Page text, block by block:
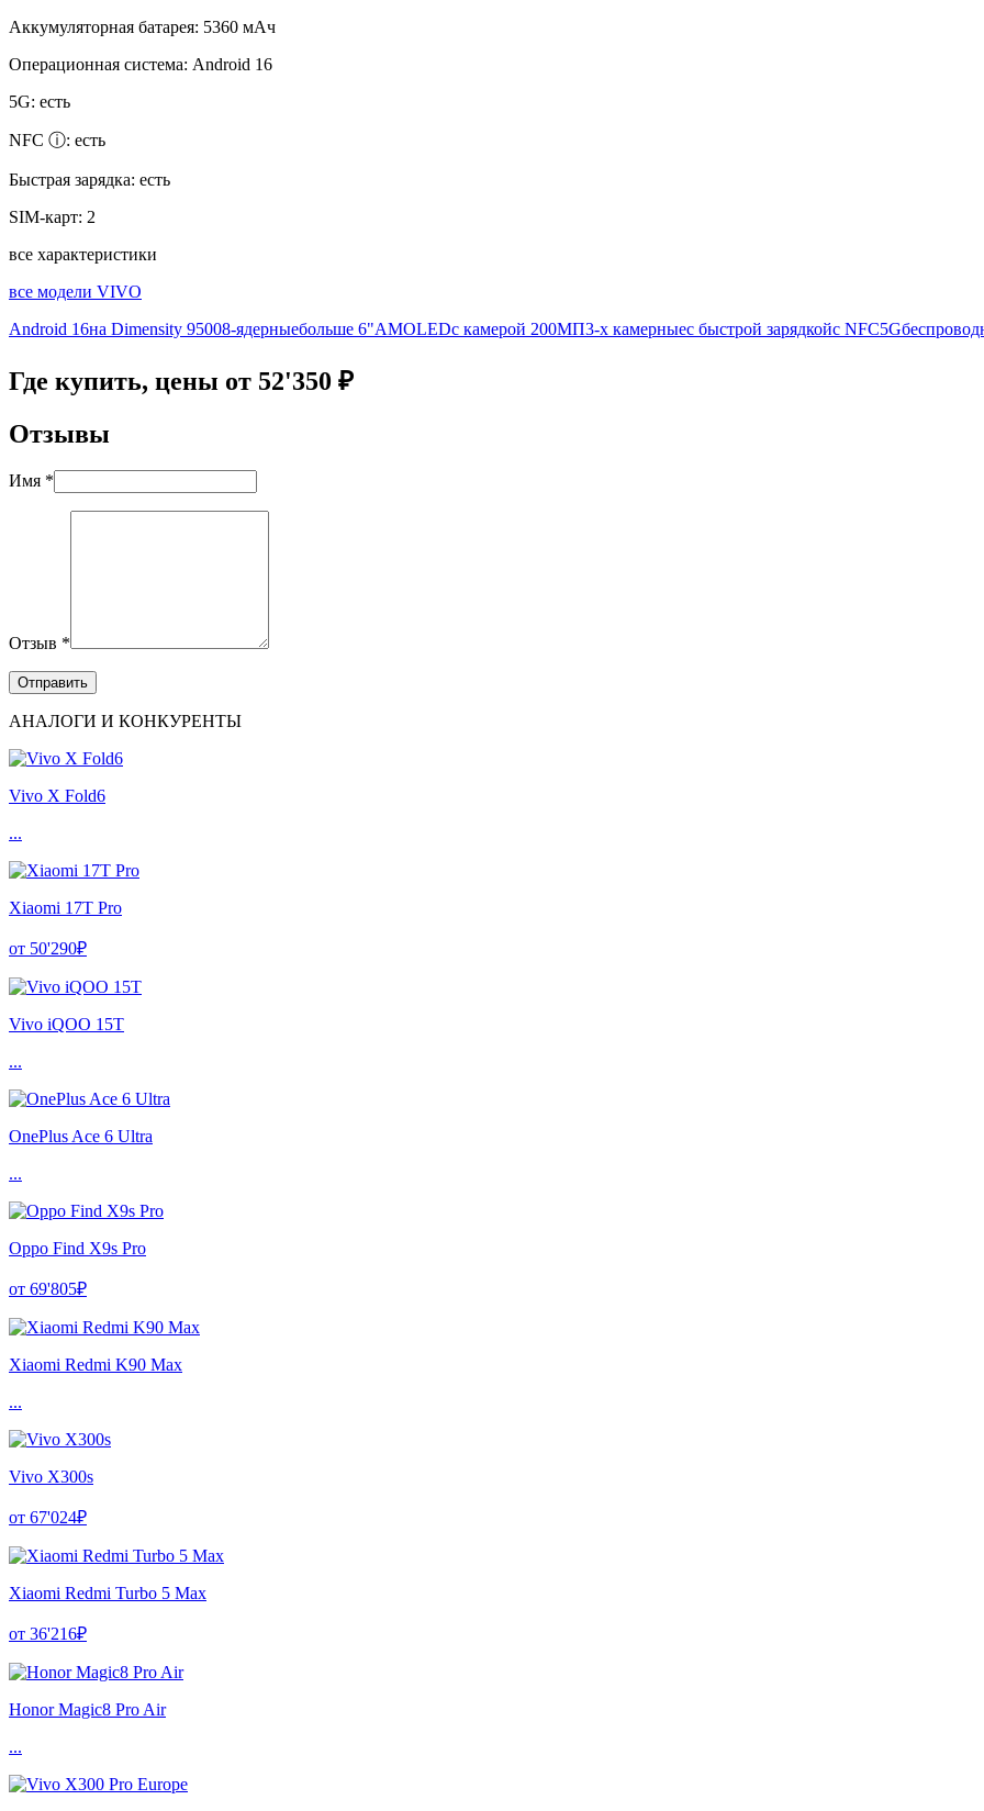
Аккумуляторная батарея: 5360 мАч
Операционная система: Android 16
5G: есть
NFC ⓘ: есть
Быстрая зарядка: есть
SIM-карт: 2
все характеристики
все модели VIVO
Android 16на Dimensity 95008-ядерныебольше 6"AMOLEDс камерой 200МП3-х камерныес быстрой зарядкойс NFC5G
Где купить, цены от 52'350 ₽
Отзывы
Имя *
Отзыв *
АНАЛОГИ И КОНКУРЕНТЫ
Vivo X Fold6
...
Xiaomi 17T Pro
от 50'290₽
Vivo iQOO 15T
...
OnePlus Ace 6 Ultra
...
Oppo Find X9s Pro
от 69'805₽
Xiaomi Redmi K90 Max
...
Vivo X300s
от 67'024₽
Xiaomi Redmi Turbo 5 Max
от 36'216₽
Honor Magic8 Pro Air
...